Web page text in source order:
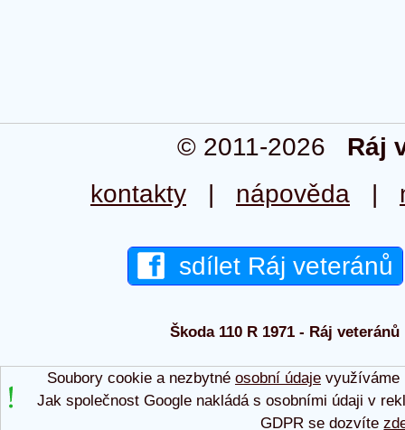
© 2011-2026 Ráj
kontakty | nápověda |
sdílet Ráj veteránů
Škoda 110 R 1971 - Ráj
Soubory cookie a nezbytné osobní údajevyužíváme
Jak společnost Google nakládá s osobními údaji v
GDPR se dozvíte